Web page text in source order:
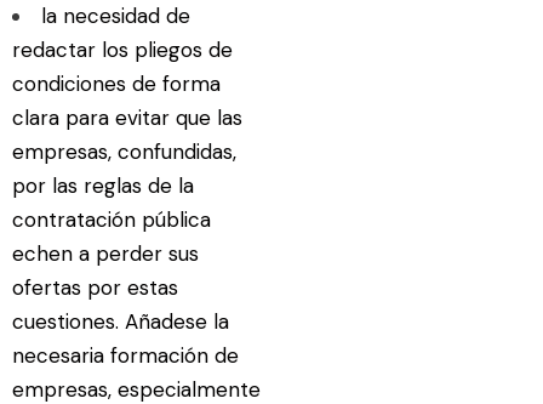
la necesidad de
redactar los pliegos de
condiciones de forma
clara para evitar que las
empresas, confundidas,
por las reglas de la
contratación pública
echen a perder sus
ofertas por estas
cuestiones. Añadese la
necesaria formación de
empresas, especialmente